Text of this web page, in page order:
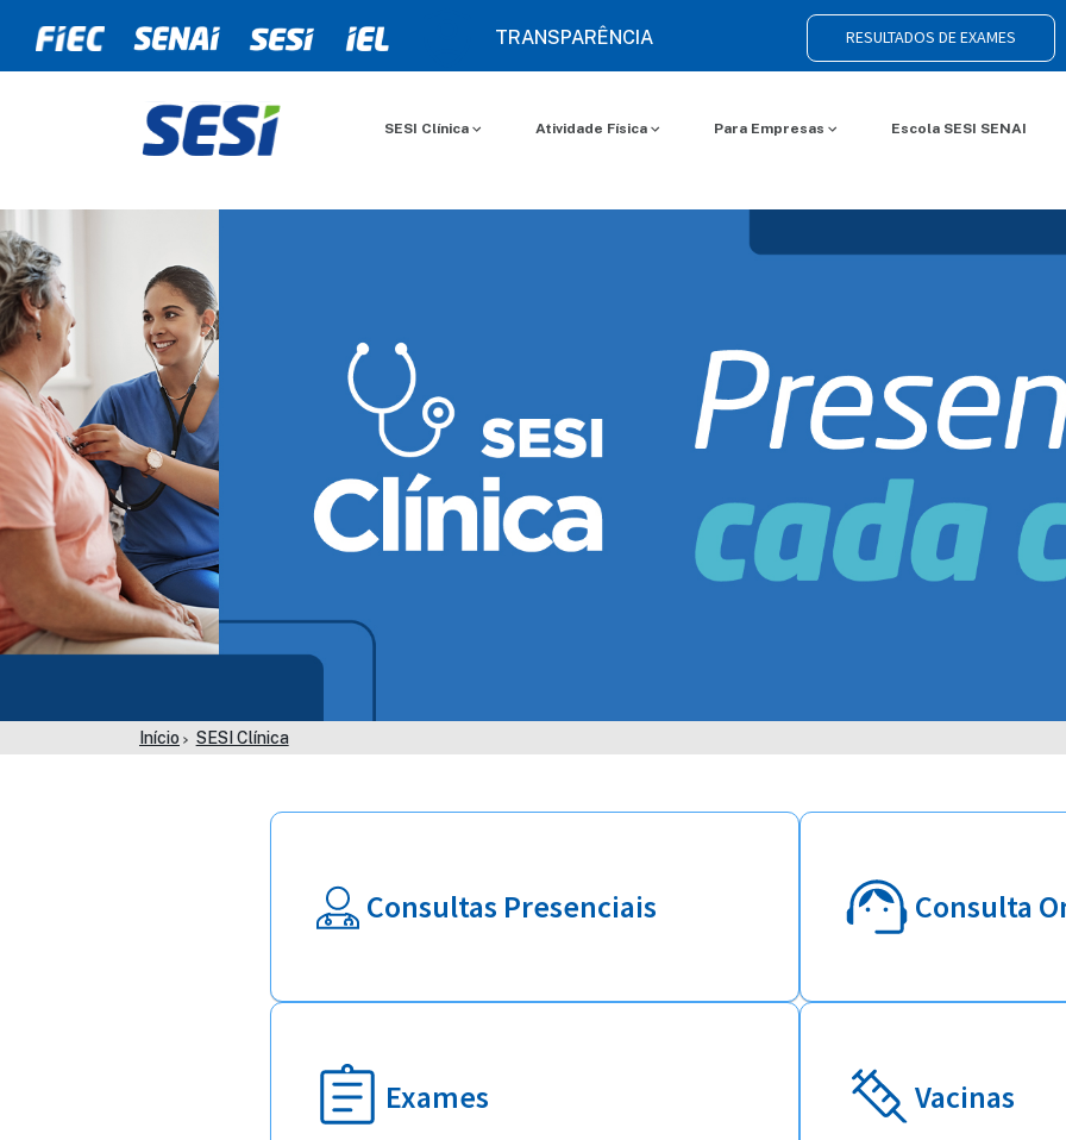
TRANSPARÊNCIA RESULTADOS DE EXAMES
SESI Clínica Atividade Física Para Empresas Escola SESI SENAI
Início SESI Clínica
Consultas Presenciais Consulta
Exames Vacinas